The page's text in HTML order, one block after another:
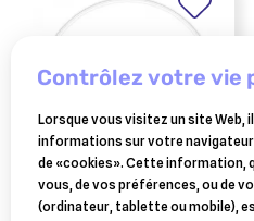
ESC LABORATOIRE
esc laboratoire
contrôlez votre vie
Lorsque vous visitez un site Web,
informations sur votre
de «cookies». Cette information,
vous, de vos préférences, ou de
(ordinateur, tablette ou mobile),